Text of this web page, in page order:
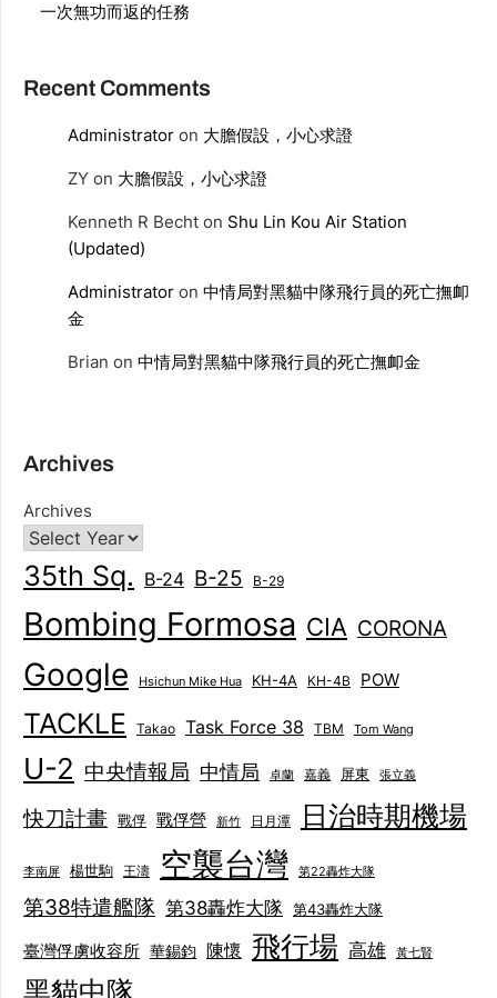
一次無功而返的任務
Recent Comments
Administrator on 大膽假設，小心求證
ZY on 大膽假設，小心求證
Kenneth R Becht on Shu Lin Kou Air Station
(Updated)
Administrator on 中情局對黑貓中隊飛行員的死亡撫卹
金
Brian on 中情局對黑貓中隊飛行員的死亡撫卹金
Archives
Archives
35th Sq. B-24 B-25 B-29
Bombing Formosa CIA CORONA
Google Hsichun Mike Hua KH-4A KH-4B POW
TACKLE Takao Task Force 38 TBM Tom Wang
U-2 中央情報局 中情局 卓蘭 嘉義 屏東 張立義
快刀計畫 戰俘 戰俘營 新竹 日月潭 日治時期機場
李南屏 楊世駒 王濤 空襲台灣 第22轟炸大隊
第38特遣艦隊 第38轟炸大隊 第43轟炸大隊
臺灣俘虜收容所 華錫鈞 陳懷 飛行場 高雄 黃七賢
黑貓中隊